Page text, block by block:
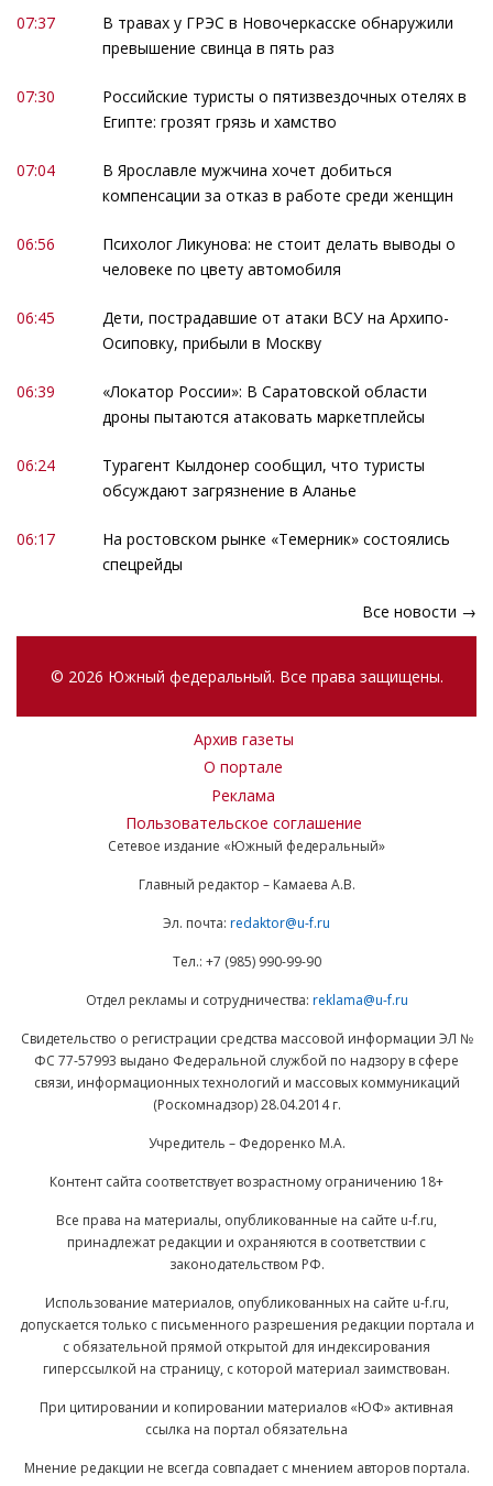
07:37
В травах у ГРЭС в Новочеркасске обнаружили
превышение свинца в пять раз
07:30
Российские туристы о пятизвездочных отелях в
Египте: грозят грязь и хамство
07:04
В Ярославле мужчина хочет добиться
компенсации за отказ в работе среди женщин
06:56
Психолог Ликунова: не стоит делать выводы о
человеке по цвету автомобиля
06:45
Дети, пострадавшие от атаки ВСУ на Архипо-
Осиповку, прибыли в Москву
06:39
«Локатор России»: В Саратовской области
дроны пытаются атаковать маркетплейсы
06:24
Турагент Кылдонер сообщил, что туристы
обсуждают загрязнение в Аланье
06:17
На ростовском рынке «Темерник» состоялись
спецрейды
Все новости →
© 2026 Южный федеральный. Все права защищены.
Архив газеты
О портале
Реклама
Пользовательское соглашение
Сетевое издание «Южный федеральный»
Главный редактор – Камаева А.В.
Эл. почта: redaktor@u-f.ru
Тел.: +7 (985) 990-99-90
Отдел рекламы и сотрудничества: reklama@u-f.ru
Свидетельство о регистрации средства массовой информации ЭЛ №
ФС 77-57993 выдано Федеральной службой по надзору в сфере
связи, информационных технологий и массовых коммуникаций
(Роскомнадзор) 28.04.2014 г.
Учредитель – Федоренко М.А.
Контент сайта соответствует возрастному ограничению 18+
Все права на материалы, опубликованные на сайте u-f.ru,
принадлежат редакции и охраняются в соответствии с
законодательством РФ.
Использование материалов, опубликованных на сайте u-f.ru,
допускается только с письменного разрешения редакции портала и
с обязательной прямой открытой для индексирования
гиперссылкой на страницу, с которой материал заимствован.
При цитировании и копировании материалов «ЮФ» активная
ссылка на портал обязательна
Мнение редакции не всегда совпадает с мнением авторов портала.